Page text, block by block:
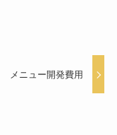
メニュー開発費用